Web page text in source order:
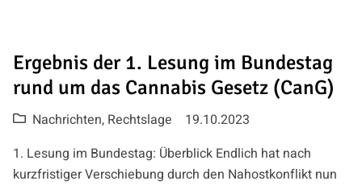
Ergebnis der 1. Lesung im Bundestag
rund um das Cannabis Gesetz (CanG)
Nachrichten, Rechtslage
19.10.2023
1. Lesung im Bundestag: Überblick Endlich hat nach
kurzfristiger Verschiebung durch den Nahostkonflikt nun